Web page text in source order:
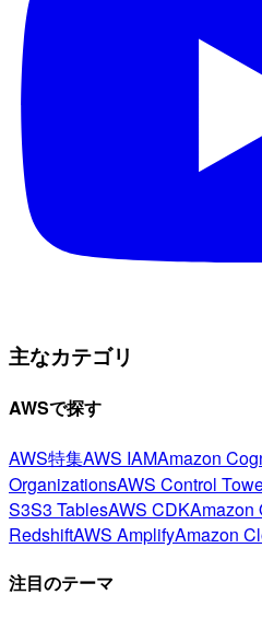
主なカテゴリ
AWSで探す
AWS特集AWS IAMAmazon
OrganizationsAWS Control
S3S3 TablesAWS CDKAmazon
RedshiftAWS AmplifyAmazon
注目のテーマ